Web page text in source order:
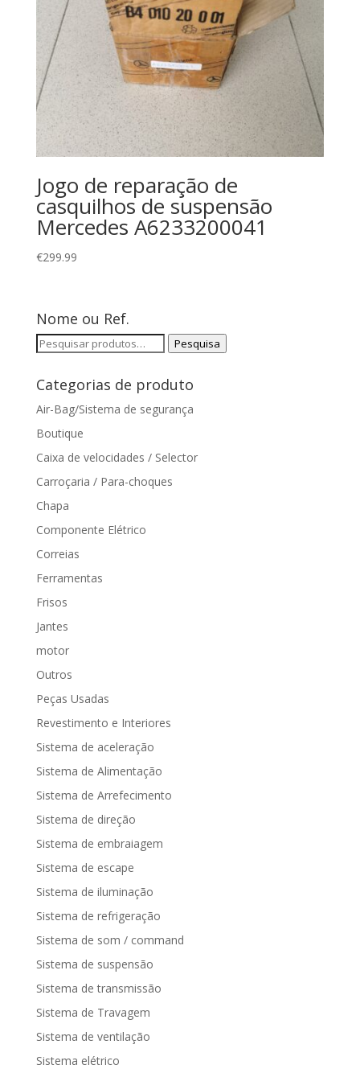
Jogo de reparação de
casquilhos de suspensão
Mercedes A6233200041
€299.99
Nome ou Ref.
Pesquisar
Pesquisa
Categorias de produto
Air-Bag/Sistema de segurança
Boutique
Caixa de velocidades / Selector
Carroçaria / Para-choques
Chapa
Componente Elétrico
Correias
Ferramentas
Frisos
Jantes
motor
Outros
Peças Usadas
Revestimento e Interiores
Sistema de aceleração
Sistema de Alimentação
Sistema de Arrefecimento
Sistema de direção
Sistema de embraiagem
Sistema de escape
Sistema de iluminação
Sistema de refrigeração
Sistema de som / command
Sistema de suspensão
Sistema de transmissão
Sistema de Travagem
Sistema de ventilação
Sistema elétrico